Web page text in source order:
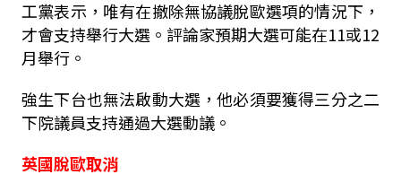
工黨表示，唯有在撤除無協議脫歐選項的情況下，
才會支持舉行大選。評論家預期大選可能在11或12
月舉行。
強生下台也無法啟動大選，他必須要獲得三分之二
下院議員支持通過大選動議。
英國脫歐取消